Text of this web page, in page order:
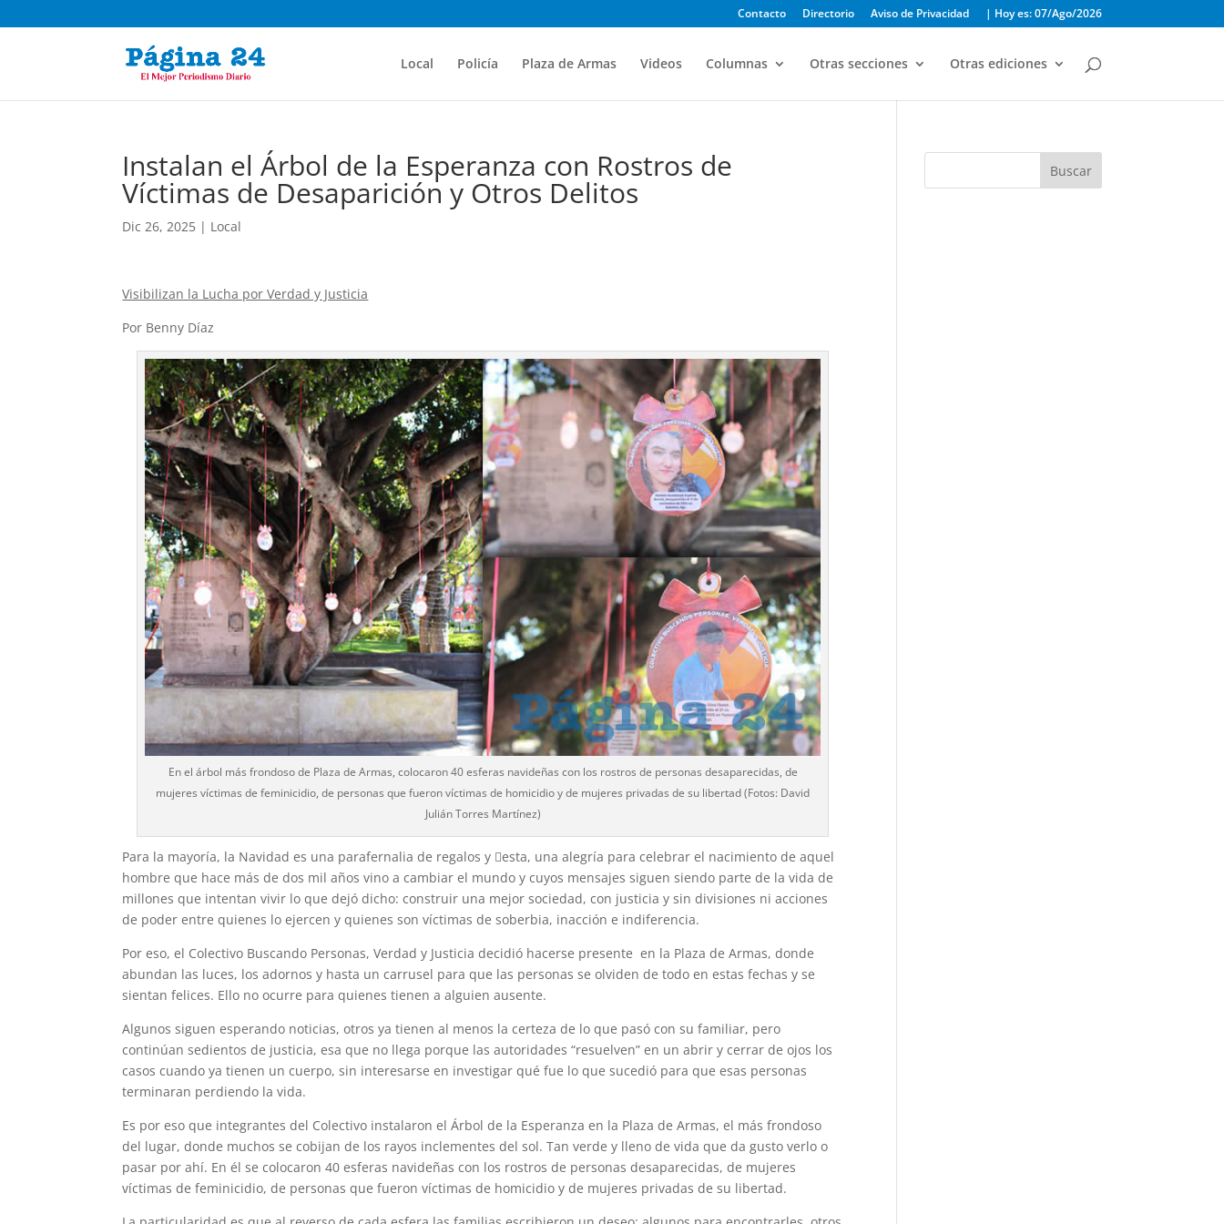
Contacto Directorio Aviso de Privacidad | Hoy es: 07/Ago/2026
Local Policía Plaza de Armas Videos Columnas Otras secciones Otras ediciones
Instalan el Árbol de la Esperanza con Rostros de
Víctimas de Desaparición y Otros Delitos
Dic 26, 2025 | Local
Visibilizan la Lucha por Verdad y Justicia
Por Benny Díaz
En el árbol más frondoso de Plaza de Armas, colocaron 40 esferas navideñas con los rostros de personas desaparecidas, de
mujeres víctimas de feminicidio, de personas que fueron víctimas de homicidio y de mujeres privadas de su libertad (Fotos: David
Julián Torres Martínez)
Para la mayoría, la Navidad es una parafernalia de regalos y 􀂿esta, una alegría para celebrar el nacimiento de aquel
hombre que hace más de dos mil años vino a cambiar el mundo y cuyos mensajes siguen siendo parte de la vida de
millones que intentan vivir lo que dejó dicho: construir una mejor sociedad, con justicia y sin divisiones ni acciones
de poder entre quienes lo ejercen y quienes son víctimas de soberbia, inacción e indiferencia.
Por eso, el Colectivo Buscando Personas, Verdad y Justicia decidió hacerse presente en la Plaza de Armas, donde
abundan las luces, los adornos y hasta un carrusel para que las personas se olviden de todo en estas fechas y se
sientan felices. Ello no ocurre para quienes tienen a alguien ausente.
Algunos siguen esperando noticias, otros ya tienen al menos la certeza de lo que pasó con su familiar, pero
continúan sedientos de justicia, esa que no llega porque las autoridades “resuelven” en un abrir y cerrar de ojos los
casos cuando ya tienen un cuerpo, sin interesarse en investigar qué fue lo que sucedió para que esas personas
terminaran perdiendo la vida.
Es por eso que integrantes del Colectivo instalaron el Árbol de la Esperanza en la Plaza de Armas, el más frondoso
del lugar, donde muchos se cobijan de los rayos inclementes del sol. Tan verde y lleno de vida que da gusto verlo o
pasar por ahí. En él se colocaron 40 esferas navideñas con los rostros de personas desaparecidas, de mujeres
víctimas de feminicidio, de personas que fueron víctimas de homicidio y de mujeres privadas de su libertad.
Buscar